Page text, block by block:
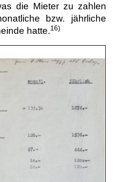
die Mieter zu zahlen
bzw. jährliche
hatte.16)